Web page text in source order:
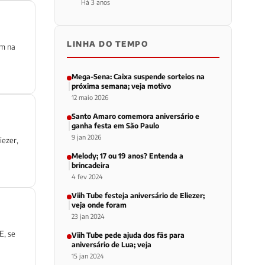
na
se
Há 3 anos
LINHA DO TEMPO
Mega-Sena: Caixa suspende sorteios na
próxima semana; veja motivo
12 maio 2026
Santo Amaro comemora aniversário e
ganha festa em São Paulo
9 jan 2026
Melody; 17 ou 19 anos? Entenda a
brincadeira
4 fev 2024
Viih Tube festeja aniversário de Eliezer;
veja onde foram
23 jan 2024
Viih Tube pede ajuda dos fãs para
aniversário de Lua; veja
15 jan 2024